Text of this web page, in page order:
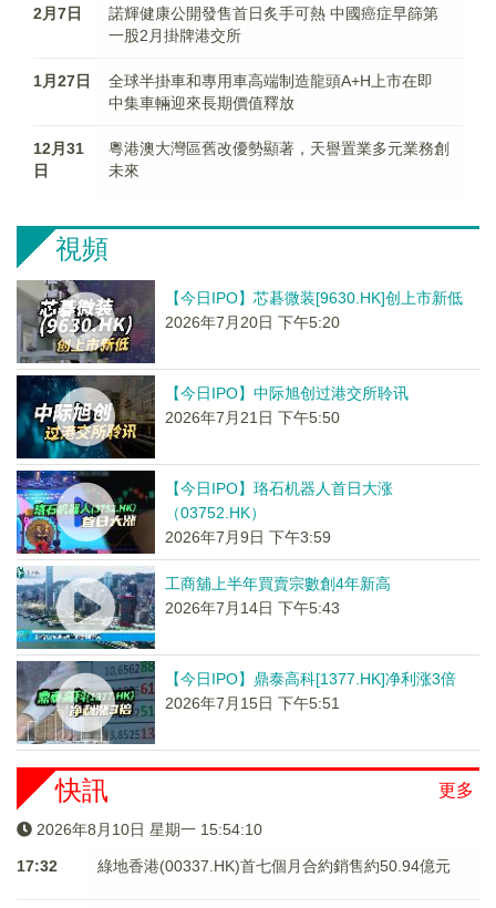
2月7日
諾輝健康公開發售首日炙手可熱 中國癌症早篩第
一股2月掛牌港交所
1月27日
全球半掛車和專用車高端制造龍頭A+H上市在即
中集車輛迎來長期價值釋放
12月31
日
粵港澳大灣區舊改優勢顯著，天譽置業多元業務創
未來
視頻
【今日IPO】芯碁微装[9630.HK]创上市新低
2026年7月20日 下午5:20
【今日IPO】中际旭创过港交所聆讯
2026年7月21日 下午5:50
【今日IPO】珞石机器人首日大涨
（03752.HK）
2026年7月9日 下午3:59
工商舖上半年買賣宗數創4年新高
2026年7月14日 下午5:43
【今日IPO】鼎泰高科[1377.HK]净利涨3倍
2026年7月15日 下午5:51
更多
快訊
2026年8月10日 星期一 15:54:11
17:32 綠地香港(00337.HK)首七個月合約銷售約50.94億元